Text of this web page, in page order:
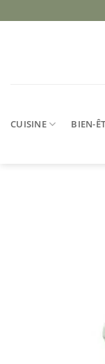
au
CUISINE BIEN-